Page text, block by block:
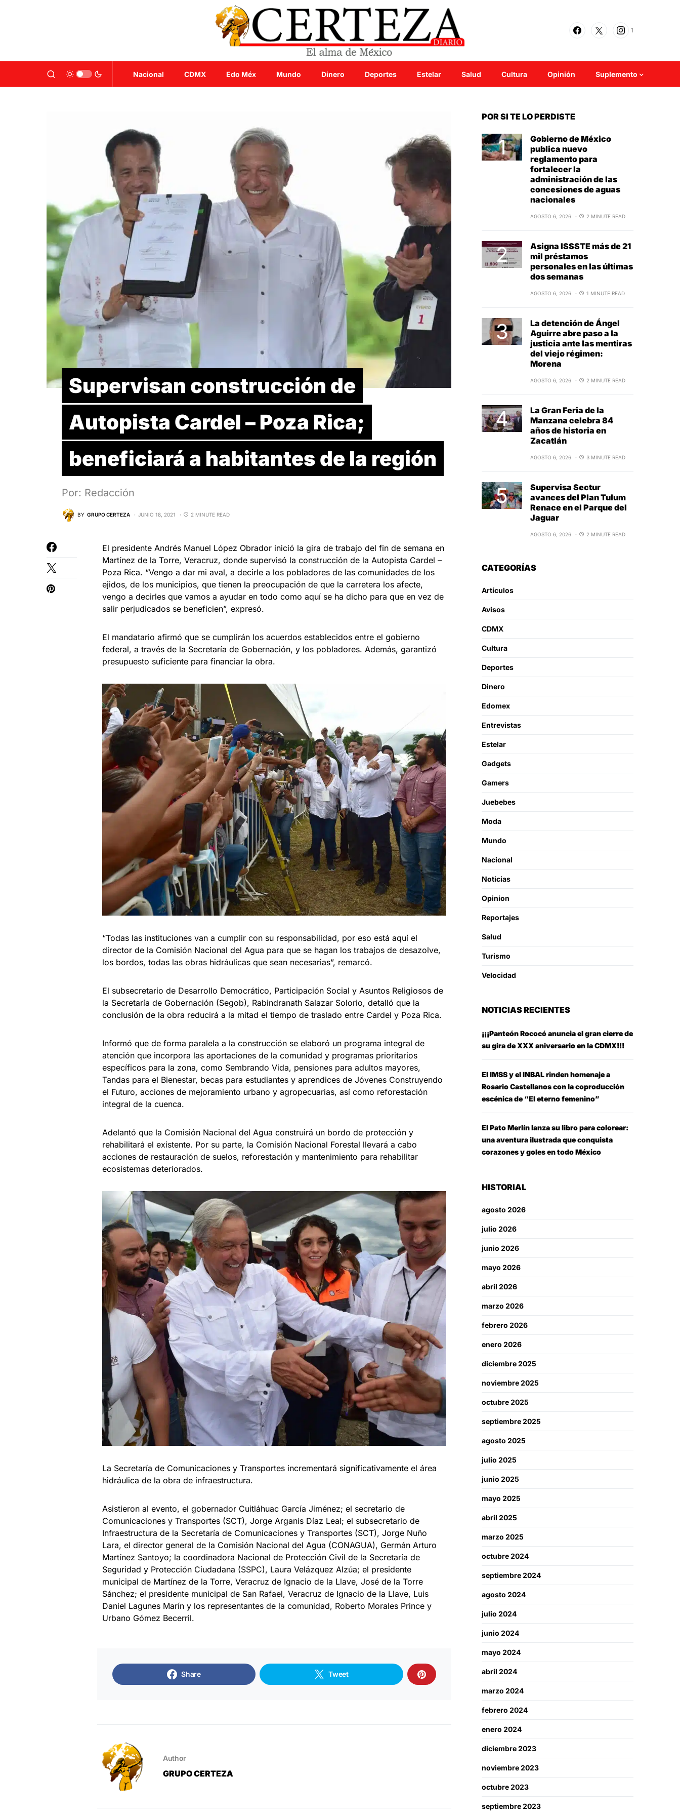
1
Nacional CDMX Edo Méx Mundo Dinero Deportes Estelar Salud Cultura Opinión Suplemento
Supervisan construcción de
Autopista Cardel – Poza Rica;
beneficiará a habitantes de la región
Por: Redacción
BY GRUPO CERTEZA JUNIO 18, 2021 2 MINUTE READ
El presidente Andrés Manuel López Obrador inició la gira de trabajo del fin de semana en
Martínez de la Torre, Veracruz, donde supervisó la construcción de la Autopista Cardel –
Poza Rica. “Vengo a dar mi aval, a decirle a los pobladores de las comunidades de los
ejidos, de los municipios, que tienen la preocupación de que la carretera los afecte,
vengo a decirles que vamos a ayudar en todo como aquí se ha dicho para que en vez de
salir perjudicados se beneficien”, expresó.
El mandatario afirmó que se cumplirán los acuerdos establecidos entre el gobierno
federal, a través de la Secretaría de Gobernación, y los pobladores. Además, garantizó
presupuesto suficiente para financiar la obra.
“Todas las instituciones van a cumplir con su responsabilidad, por eso está aquí el
director de la Comisión Nacional del Agua para que se hagan los trabajos de desazolve,
los bordos, todas las obras hidráulicas que sean necesarias”, remarcó.
El subsecretario de Desarrollo Democrático, Participación Social y Asuntos Religiosos de
la Secretaría de Gobernación (Segob), Rabindranath Salazar Solorio, detalló que la
conclusión de la obra reducirá a la mitad el tiempo de traslado entre Cardel y Poza Rica.
Informó que de forma paralela a la construcción se elaboró un programa integral de
atención que incorpora las aportaciones de la comunidad y programas prioritarios
específicos para la zona, como Sembrando Vida, pensiones para adultos mayores,
Tandas para el Bienestar, becas para estudiantes y aprendices de Jóvenes Construyendo
el Futuro, acciones de mejoramiento urbano y agropecuarias, así como reforestación
integral de la cuenca.
Adelantó que la Comisión Nacional del Agua construirá un bordo de protección y
rehabilitará el existente. Por su parte, la Comisión Nacional Forestal llevará a cabo
acciones de restauración de suelos, reforestación y mantenimiento para rehabilitar
ecosistemas deteriorados.
La Secretaría de Comunicaciones y Transportes incrementará significativamente el área
hidráulica de la obra de infraestructura.
Asistieron al evento, el gobernador Cuitláhuac García Jiménez; el secretario de
Comunicaciones y Transportes (SCT), Jorge Arganis Díaz Leal; el subsecretario de
Infraestructura de la Secretaría de Comunicaciones y Transportes (SCT), Jorge Nuño
Lara, el director general de la Comisión Nacional del Agua (CONAGUA), Germán Arturo
Martínez Santoyo; la coordinadora Nacional de Protección Civil de la Secretaría de
Seguridad y Protección Ciudadana (SSPC), Laura Velázquez Alzúa; el presidente
municipal de Martínez de la Torre, Veracruz de Ignacio de la Llave, José de la Torre
Sánchez; el presidente municipal de San Rafael, Veracruz de Ignacio de la Llave, Luis
Daniel Lagunes Marín y los representantes de la comunidad, Roberto Morales Prince y
Urbano Gómez Becerril.
Share Tweet
Author
GRUPO CERTEZA
POR SI TE LO PERDISTE
Gobierno de México
publica nuevo
reglamento para
fortalecer la
administración de las
concesiones de aguas
nacionales
AGOSTO 6, 2026 2 MINUTE READ
Asigna ISSSTE más de 21
mil préstamos
personales en las últimas
dos semanas
AGOSTO 6, 2026 1 MINUTE READ
La detención de Ángel
Aguirre abre paso a la
justicia ante las mentiras
del viejo régimen:
Morena
AGOSTO 6, 2026 2 MINUTE READ
La Gran Feria de la
Manzana celebra 84
años de historia en
Zacatlán
AGOSTO 6, 2026 3 MINUTE READ
Supervisa Sectur
avances del Plan Tulum
Renace en el Parque del
Jaguar
AGOSTO 6, 2026 2 MINUTE READ
CATEGORÍAS
Artículos
Avisos
CDMX
Cultura
Deportes
Dinero
Edomex
Entrevistas
Estelar
Gadgets
Gamers
Juebebes
Moda
Mundo
Nacional
Noticias
Opinion
Reportajes
Salud
Turismo
Velocidad
NOTICIAS RECIENTES
¡¡¡Panteón Rococó anuncia el gran cierre de
su gira de XXX aniversario en la CDMX!!!
El IMSS y el INBAL rinden homenaje a
Rosario Castellanos con la coproducción
escénica de “El eterno femenino”
El Pato Merlín lanza su libro para colorear:
una aventura ilustrada que conquista
corazones y goles en todo México
HISTORIAL
agosto 2026
julio 2026
junio 2026
mayo 2026
abril 2026
marzo 2026
febrero 2026
enero 2026
diciembre 2025
noviembre 2025
octubre 2025
septiembre 2025
agosto 2025
julio 2025
junio 2025
mayo 2025
abril 2025
marzo 2025
octubre 2024
septiembre 2024
agosto 2024
julio 2024
junio 2024
mayo 2024
abril 2024
marzo 2024
febrero 2024
enero 2024
diciembre 2023
noviembre 2023
octubre 2023
septiembre 2023